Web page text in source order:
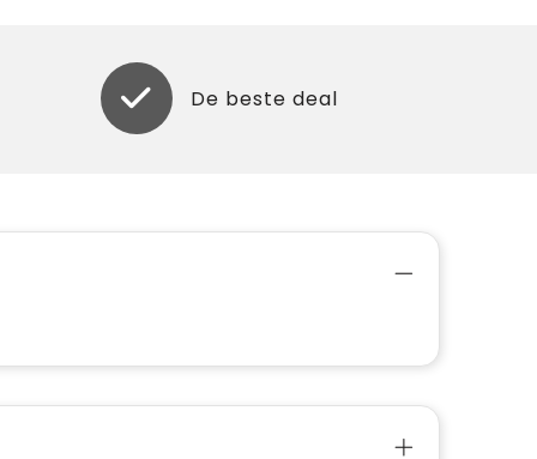
De beste deal